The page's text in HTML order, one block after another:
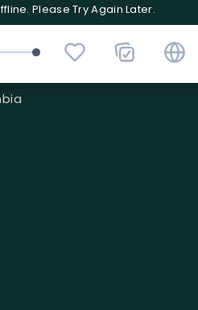
Please Try Again Later.